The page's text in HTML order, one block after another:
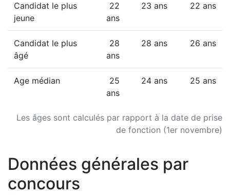
Les âges sont calculés par rapport à la date de prise
de fonction (1er novembre)
Candidat le plus
jeune
22
ans
23 ans 22 ans
Candidat le plus
âgé
28
ans
28 ans 26 ans
Age médian
25
ans
24 ans 25 ans
Données générales par
concours